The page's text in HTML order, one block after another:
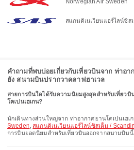
สแกนดิเนเวียนแอร์ไลน์ซิส
คำถามที่พบบ่อยเกี่ยวกับเที่ยวบินจาก ท่าอา
ยัง สนามบินปรากวาคลาฟฮาเวล
สายการบินใดได้รับความนิยมสูงสุดสำหรับเที่ยวบิ
โคเปนเฮเกน?
นักเดินทางส่วนใหญ่จาก ท่าอากาศยานโคเปนเฮเ
Sweden,สแกนดิเนเวียนแอร์ไลน์ซิสเต็ม /
การบินยอดนิยมสำหรับเที่ยวบินออกจากสนามบินนี้